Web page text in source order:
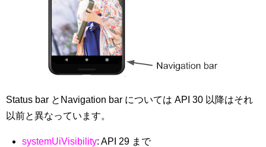
Status bar とNavigation bar については API 30 以降はそれ
以前と異なっています。
systemUiVisibility: API 29 まで